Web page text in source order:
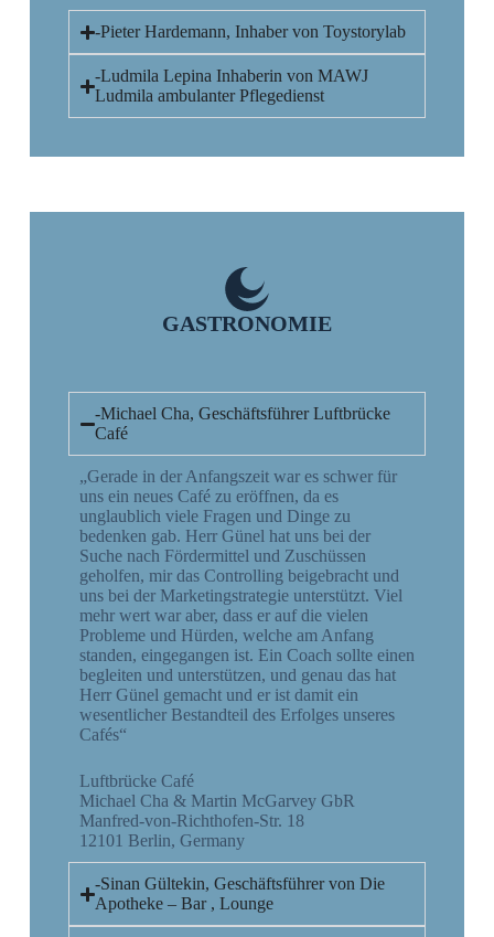
-Pieter Hardemann, Inhaber von Toystorylab
-Ludmila Lepina Inhaberin von MAWJ
Ludmila ambulanter Pflegedienst
GASTRONOMIE
-Michael Cha, Geschäftsführer Luftbrücke
Café
„Gerade in der Anfangszeit war es schwer für
uns ein neues Café zu eröffnen, da es
unglaublich viele Fragen und Dinge zu
bedenken gab. Herr Günel hat uns bei der
Suche nach Fördermittel und Zuschüssen
geholfen, mir das Controlling beigebracht und
uns bei der Marketingstrategie unterstützt. Viel
mehr wert war aber, dass er auf die vielen
Probleme und Hürden, welche am Anfang
standen, eingegangen ist. Ein Coach sollte einen
begleiten und unterstützen, und genau das hat
Herr Günel gemacht und er ist damit ein
wesentlicher Bestandteil des Erfolges unseres
Cafés“
Luftbrücke Café
Michael Cha & Martin McGarvey GbR
Manfred-von-Richthofen-Str. 18
12101 Berlin, Germany
-Sinan Gültekin, Geschäftsführer von Die
Apotheke – Bar , Lounge